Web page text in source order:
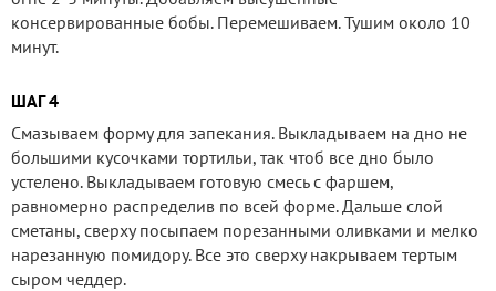
консервированные бобы. Перемешиваем. Тушим около 10
минут.
ШАГ 4
Смазываем форму для запекания. Выкладываем на дно не
большими кусочками тортильи, так чтоб все дно было
устелено. Выкладываем готовую смесь с фаршем,
равномерно распределив по всей форме. Дальше слой
сметаны, сверху посыпаем порезанными оливками и мелко
нарезанную помидору. Все это сверху накрываем тертым
сыром чеддер.